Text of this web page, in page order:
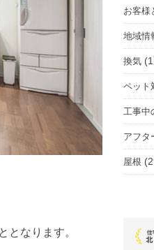
となります。
お客様
地域情
換気
ペット
工事中
アフタ
屋根